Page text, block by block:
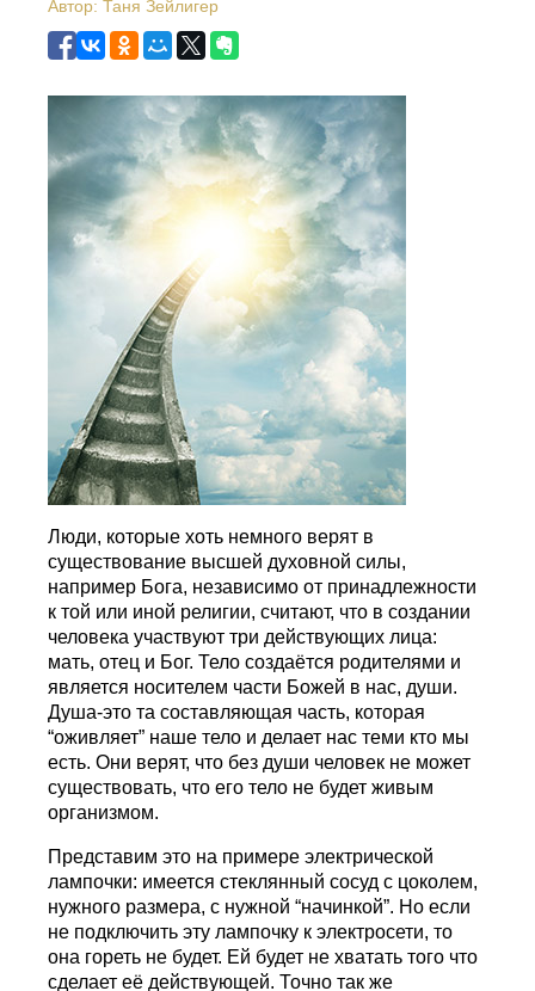
Автор: Таня Зейлигер
Люди, которые хоть немного верят в
существование высшей духовной силы,
например Бога, независимо от принадлежности
к той или иной религии, считают, что в создании
человека участвуют три действующих лица:
мать, отец и Бог. Тело создаётся родителями и
является носителем части Божей в нас, души.
Душа-это та составляющая часть, которая
“оживляет” наше тело и делает нас теми кто мы
есть. Они верят, что без души человек не может
существовать, что его тело не будет живым
организмом.
Представим это на примере электрической
лампочки: имеется стеклянный сосуд с цоколем,
нужного размера, с нужной “начинкой”. Но если
не подключить эту лампочку к электросети, то
она гореть не будет. Ей будет не хватать того что
сделает её действующей. Точно так же